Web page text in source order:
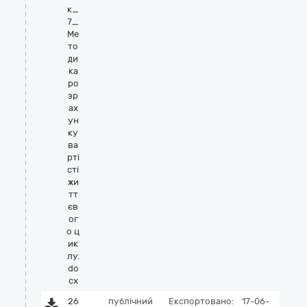
к_
7_
Ме
то
ди
ка
ро
зр
ах
ун
ку
ва
рті
сті
жи
тт
єв
ог
о ц
ик
лу.
do
cx
26 публічний Експортовано: 17-06-